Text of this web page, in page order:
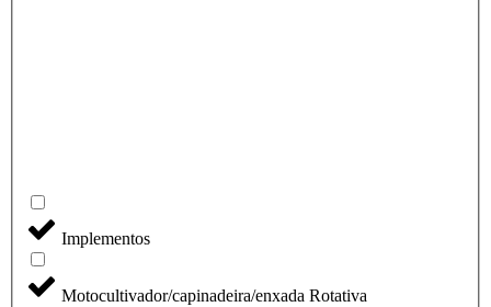
Implementos
Motocultivador/capinadeira/enxada Rotativa